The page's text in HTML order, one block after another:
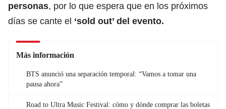
personas, por lo que espera que en los próximos
días se cante el ‘sold out’ del evento.
Más información
BTS anunció una separación temporal: “Vamos a tomar una
pausa ahora”
Road to Ultra Music Festival: cómo y dónde comprar las boletas